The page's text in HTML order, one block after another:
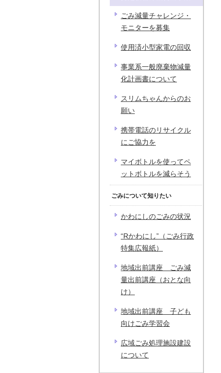
ごみ減量チャレンジ・
モニターを募集
使用済小型家電の回収
事業系一般廃棄物減量
化計画書について
スリムちゃんからのお
願い
携帯電話のリサイクル
にご協力を
マイボトルを使ってペ
ットボトルを減らそう
ごみについて知りたい
かわにしのごみの状況
“Rかわにし”（ごみ行政
特集広報紙）
地域出前講座 ごみ減
量出前講座（おとな向
け）
地域出前講座 子ども
向けごみ学習会
広域ごみ処理施設建設
について